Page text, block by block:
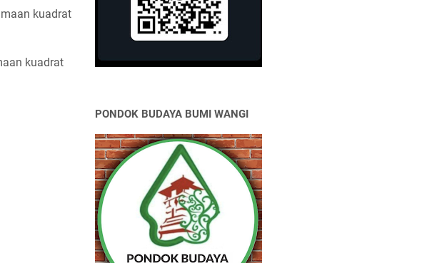
kuadrat
kuadrat
PONDOK BUDAYA BUMI WANGI